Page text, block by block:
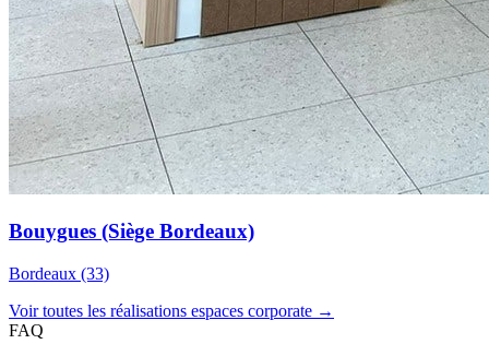
Bouygues (Siège Bordeaux)
Bordeaux (33)
Voir toutes les réalisations espaces corporate →
FAQ